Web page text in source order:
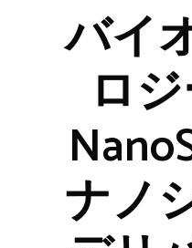
バイ
ロ
ナノ